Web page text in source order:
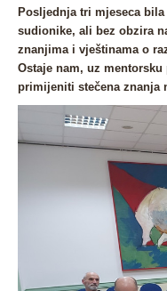
Posljednja tri mjeseca
sudionike, ali bez obzira
znanjima i vještinama o
Ostaje nam, uz
primijeniti stečena znanja